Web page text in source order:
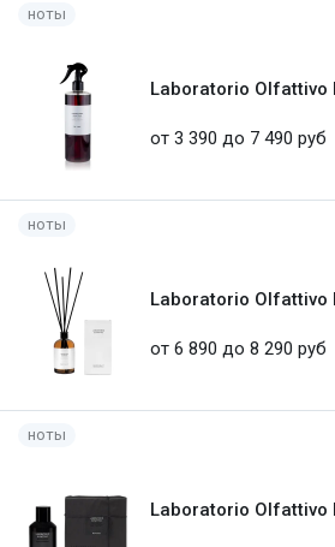
ноты
Laboratorio Olfattivo
от 3 390 до 7 490 руб
ноты
Laboratorio Olfattivo
от 6 890 до 8 290 руб
ноты
Laboratorio Olfattivo